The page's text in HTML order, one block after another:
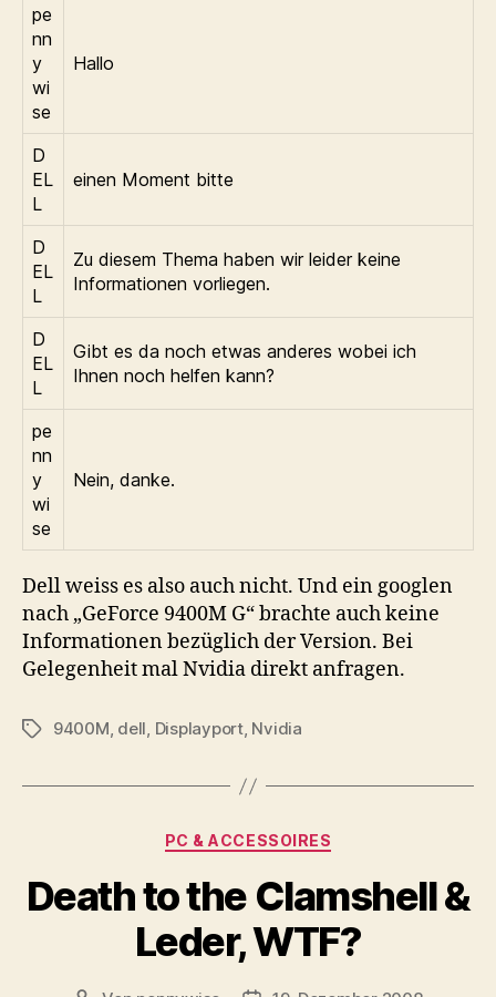
pe
nn
y
wi
se
Hallo
D
EL
L
einen Moment bitte
D
EL
L
Zu diesem Thema haben wir leider keine
Informationen vorliegen.
D
EL
L
Gibt es da noch etwas anderes wobei ich
Ihnen noch helfen kann?
pe
nn
y
wi
se
Nein, danke.
Dell weiss es also auch nicht. Und ein googlen
nach „GeForce 9400M G“ brachte auch keine
Informationen bezüglich der Version. Bei
Gelegenheit mal Nvidia direkt anfragen.
Schlagwörter
9400M, dell, Displayport, Nvidia
Kategorien
PC & ACCESSOIRES
Death to the Clamshell &
Leder, WTF?